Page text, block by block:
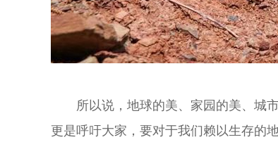
所以说，地球的美、家园的美、城
更是呼吁大家，要对于我们赖以生存的